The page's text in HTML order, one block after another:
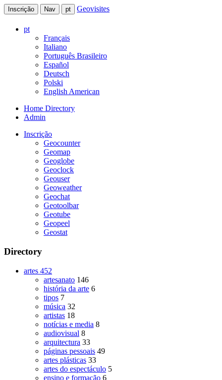
Inscrição Nav pt Geovisites
pt
Français
Italiano
Português Brasileiro
Español
Deutsch
Polski
English American
Home Directory
Admin
Inscrição
Geocounter
Geomap
Geoglobe
Geoclock
Geouser
Geoweather
Geochat
Geotoolbar
Geotube
Geopeel
Geostat
Directory
artes 452
artesanato 146
história da arte 6
tipos 7
música 32
artistas 18
notícias e media 8
audiovisual 8
arquitectura 33
páginas pessoais 49
artes plásticas 33
artes do espectáculo 5
ensino e formação 6